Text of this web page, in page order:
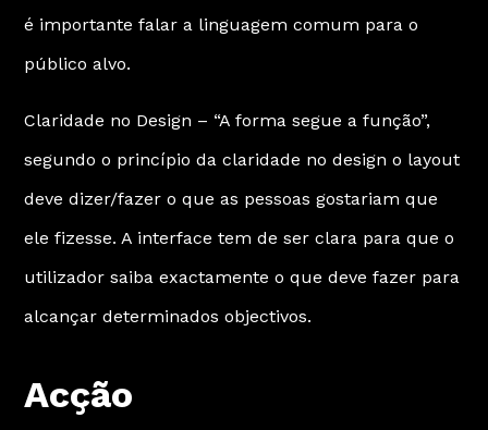
é importante falar a linguagem comum para o
público alvo.
Claridade no Design – “A forma segue a função”,
segundo o princípio da claridade no design o layout
deve dizer/fazer o que as pessoas gostariam que
ele fizesse. A interface tem de ser clara para que o
utilizador saiba exactamente o que deve fazer para
alcançar determinados objectivos.
Acção